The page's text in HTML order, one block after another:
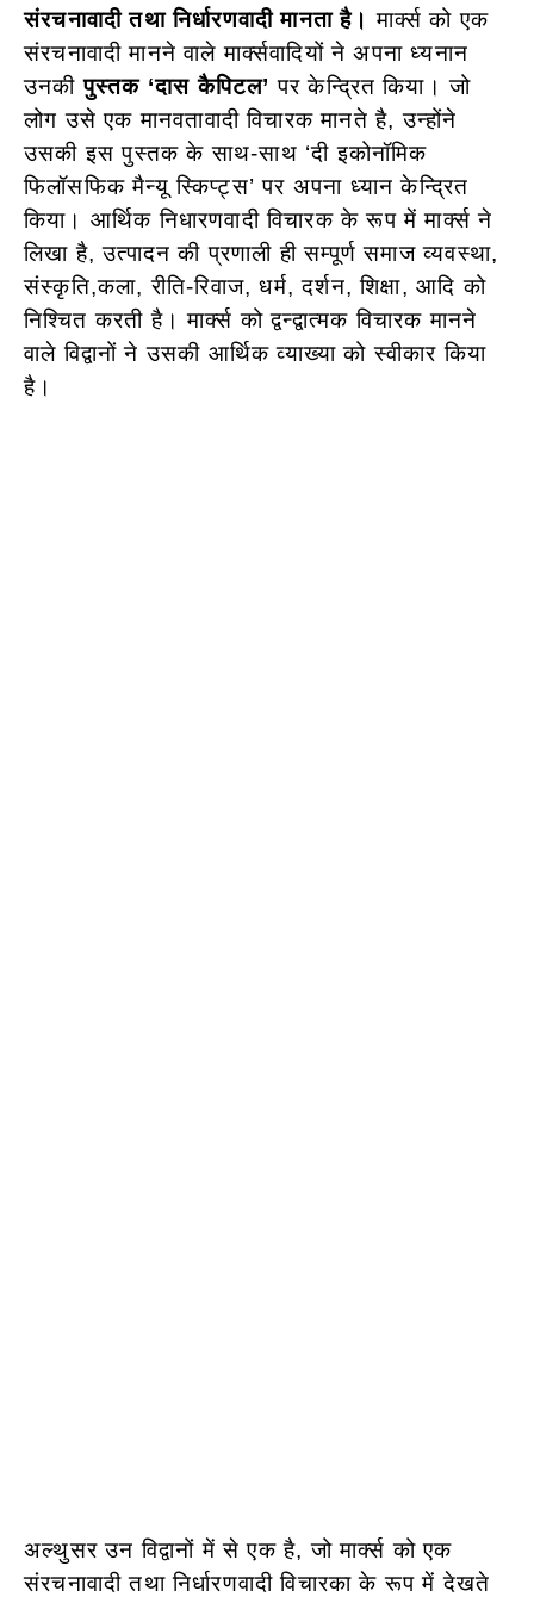
संरचनावादी तथा निर्धारणवादी मानता है। मार्क्स को एक
संरचनावादी मानने वाले मार्क्सवादियों ने अपना ध्यनान
उनकी पुस्तक ‘दास कैपिटल’ पर केन्द्रित किया। जो
लोग उसे एक मानवतावादी विचारक मानते है, उन्होंने
उसकी इस पुस्तक के साथ-साथ ‘दी इकोनॉमिक
फिलॉसफिक मैन्यू स्किप्ट्स’ पर अपना ध्यान केन्द्रित
किया। आर्थिक निधारणवादी विचारक के रूप में मार्क्स ने
लिखा है, उत्पादन की प्रणाली ही सम्पूर्ण समाज व्यवस्था,
संस्कृति,कला, रीति-रिवाज, धर्म, दर्शन, शिक्षा, आदि को
निश्चित करती है। मार्क्स को द्वन्द्वात्मक विचारक मानने
वाले विद्वानों ने उसकी आर्थिक व्याख्या को स्वीकार किया
है।
अल्थुसर उन विद्वानों में से एक है, जो मार्क्स को एक
संरचनावादी तथा निर्धारणवादी विचारका के रूप में देखते